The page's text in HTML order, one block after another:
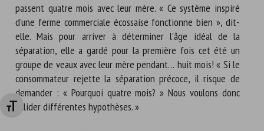
Changer la taille de la police
passent quatre mois avec leur mère. « Ce système inspiré
d’une ferme commerciale écossaise fonctionne bien », dit-
elle. Mais pour arriver à déterminer l’âge idéal de la
séparation, elle a gardé pour la première fois cet été un
groupe de veaux avec leur mère pendant… huit mois! « Si le
consommateur rejette la séparation précoce, il risque de
demander : « Pourquoi quatre mois? » Nous voulons donc
valider différentes hypothèses. »